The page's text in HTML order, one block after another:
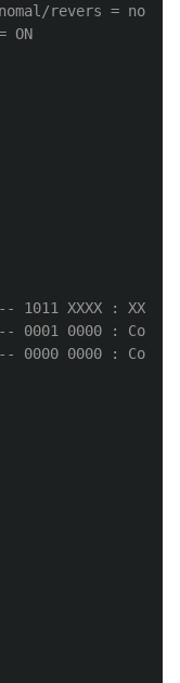
revers = normal
ON
-- 1011 XXXX : XXXX
-- 0001 0000 :
-- 0000 0000 :